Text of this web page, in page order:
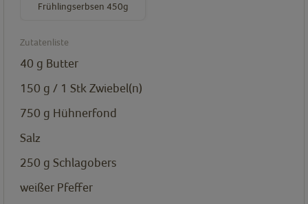
Frühlingserbsen 450g
Zutatenliste
40 g Butter
150 g / 1 Stk Zwiebel(n)
750 g Hühnerfond
Salz
250 g Schlagobers
weißer Pfeffer